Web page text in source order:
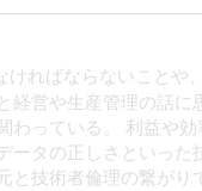
ければならないことや
経営や生産管理の話に
わっている。 利益や
ータの正しさといった
技術者倫理の繋がり